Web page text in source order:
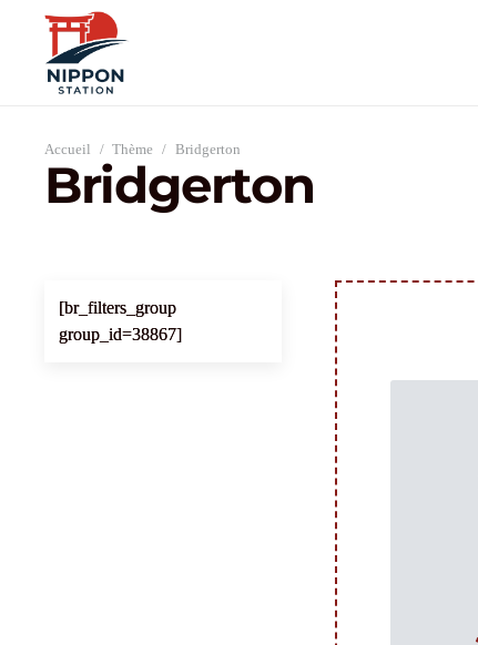
Accueil / Thème / Bridgerton
Bridgerton
[br_filters_group
group_id=38867]